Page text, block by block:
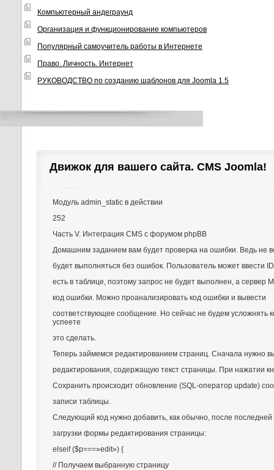
Компьютерный андеграунд
Организация и функционирование компьютеров
Популярный самоучитель работы в Интернете
Право. Личность. Интернет
РУКОВОДСТВО по созданию шаблонов для Joomla 1.5
Движок для вашего сайта. CMS Joomla!
Модуль admin_static в действии
252
Часть V. Интеграция CMS с форумом phpBB
Домашним заданием вам будет проверка на ошибки. Ведь не
будет выполняться без ошибок. Пользователь может ввести
есть в таблице, поэтому запрос не будет выполнен, а сервер
код ошибки. Можно проанализировать код ошибки и вывести
соответствующее сообщение. Но сейчас не будем усложнять
успеете
это сделать.
Теперь займемся редактированием страниц. Сначала нужно
редактирования, содержащую текст страницы. При нажатии
Сохранить происходит обновление (SQL-оператор update)
записи таблицы.
Следующий код нужно добавить, как обычно, после последней
загрузки формы редактирования страницы:
elseif ($p===»edit») {
// Получаем выбранную страницу